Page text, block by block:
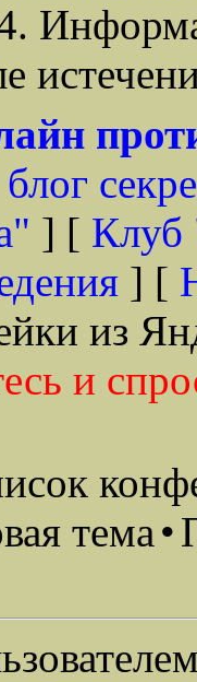
] [ Клуб
] [
из
и
тема•